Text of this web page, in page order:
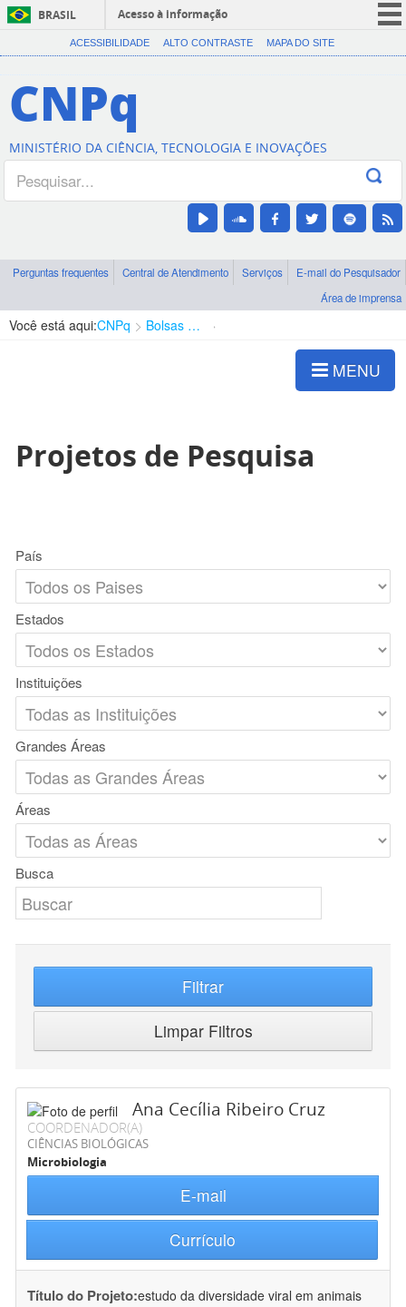
BRASIL
Acesso à informação
CORONAVÍRUS (COVID-19)
Canais
ACESSIBILIDADE ALTO CONTRASTE MAPA DO SITE
CNPq
MINISTÉRIO DA CIÊNCIA, TECNOLOGIA E INOVAÇÕES
Perguntas frequentes Central de Atendimento Serviços
E-mail do Pesquisador
Área de imprensa
Você está aqui:CNPq Bolsas e Auxílios Vigentes
MENU
Projetos de Pesquisa
País
Estados
Instituições
Grandes Áreas
Áreas
Busca
Filtrar
Limpar Filtros
Ana Cecília Ribeiro Cruz
COORDENADOR(A)
CIÊNCIAS BIOLÓGICAS
Microbiologia
E-mail
Currículo
Título do Projeto:estudo da diversidade viral em animais